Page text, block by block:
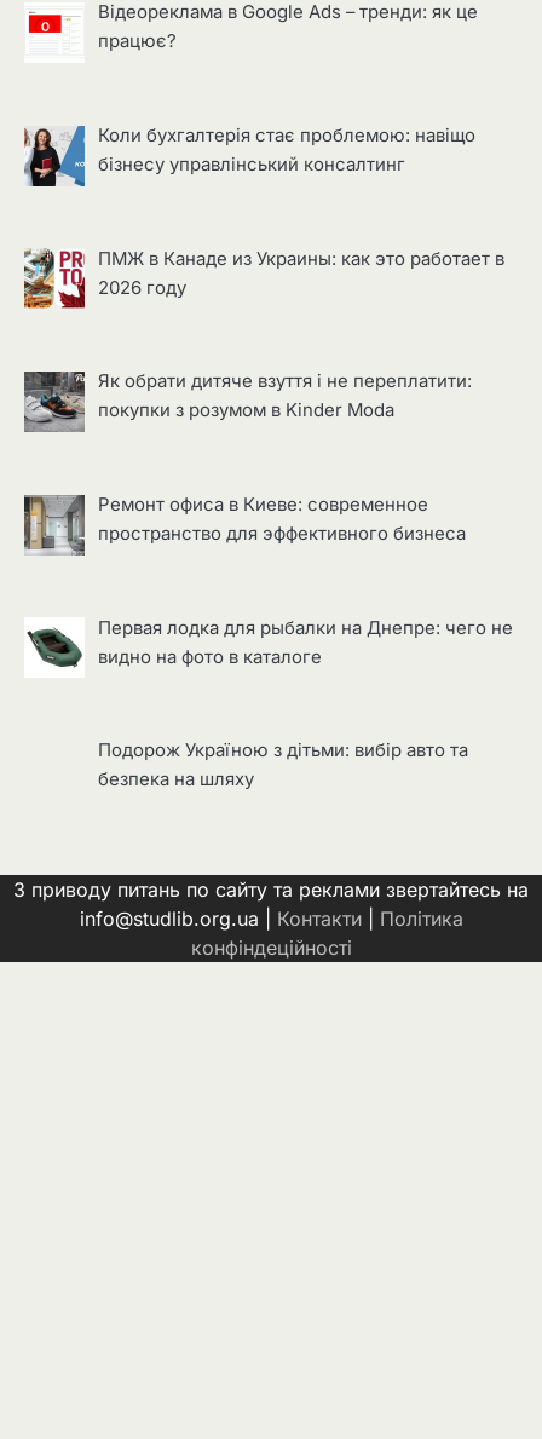
Відеореклама в Google Ads – тренди: як це
працює?
Коли бухгалтерія стає проблемою: навіщо
бізнесу управлінський консалтинг
ПМЖ в Канаде из Украины: как это работает в
2026 году
Як обрати дитяче взуття і не переплатити:
покупки з розумом в Kinder Moda
Ремонт офиса в Киеве: современное
пространство для эффективного бизнеса
Первая лодка для рыбалки на Днепре: чего не
видно на фото в каталоге
Подорож Україною з дітьми: вибір авто та
безпека на шляху
З приводу питань по сайту та реклами звертайтесь на
info@studlib.org.ua | Контакти| Політика
конфіндеційності